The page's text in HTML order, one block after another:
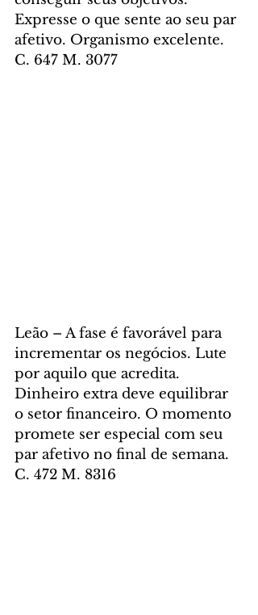
Expresse o que sente ao seu par
afetivo. Organismo excelente.
C. 647 M. 3077
Leão – A fase é favorável para
incrementar os negócios. Lute
por aquilo que acredita.
Dinheiro extra deve equilibrar
o setor financeiro. O momento
promete ser especial com seu
par afetivo no final de semana.
C. 472 M. 8316